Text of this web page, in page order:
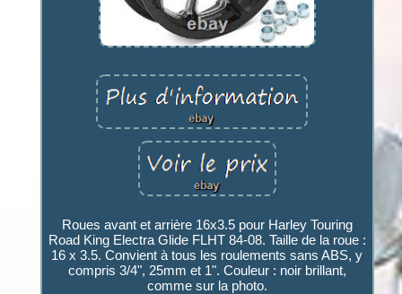
Roues avant et arrière 16x3.5 pour Harley Touring
Road King Electra Glide FLHT 84-08. Taille de la roue :
16 x 3.5. Convient à tous les roulements sans ABS, y
compris 3/4", 25mm et 1". Couleur : noir brillant,
comme sur la photo.